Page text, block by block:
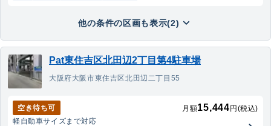
他の条件の区画も表示(2)
Pat東住吉区北田辺2丁目第4駐車場
大阪府大阪市東住吉区北田辺二丁目55
空き待ち可 月額15,444 円(税込)
軽自動車サイズまで対応